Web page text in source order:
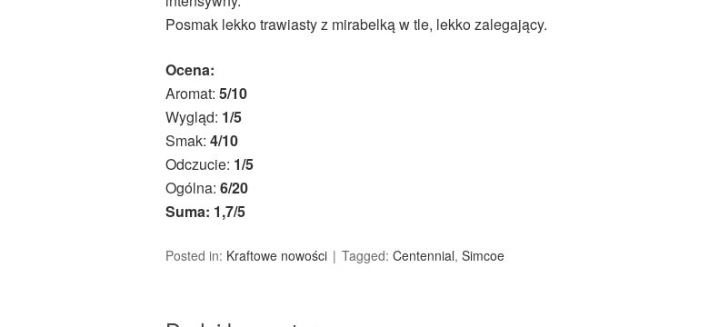
Posmak lekko trawiasty z mirabelką w tle, lekko zalegający.
Ocena:
Aromat: 5/10
Wygląd: 1/5
Smak: 4/10
Odczucie: 1/5
Ogólna: 6/20
Suma: 1,7/5
Posted in: Kraftowe nowości Tagged: Centennial, Simcoe